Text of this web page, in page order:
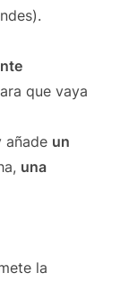
que vaya
añade un
una
la